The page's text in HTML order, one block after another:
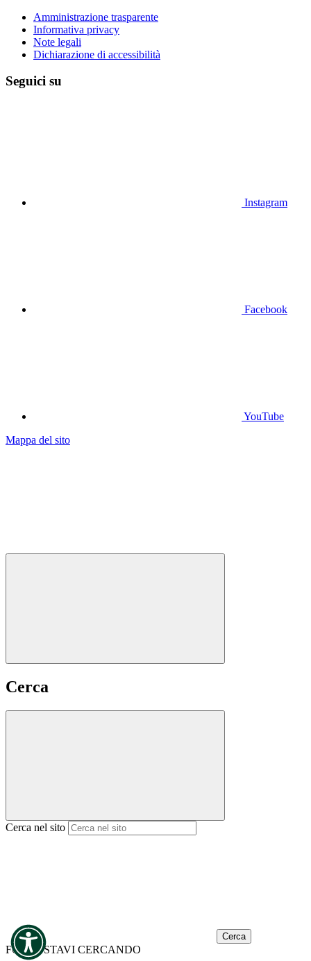
Amministrazione trasparente
Informativa privacy
Note legali
Dichiarazione di accessibilità
Seguici su
Instagram
Facebook
YouTube
Mappa del sito
Cerca
Cerca nel sito
Cerca
FORSE STAVI CERCANDO